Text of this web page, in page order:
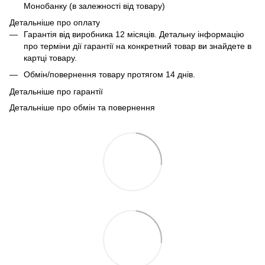
Монобанку (в залежності від товару)
Детальніше про оплату
Гарантія від виробника 12 місяців. Детальну інформацію
про терміни дії гарантії на конкретний товар ви знайдете в
картці товару.
Обмін/повернення товару протягом 14 днів.
Детальніше про гарантії
Детальніше про обмін та повернення